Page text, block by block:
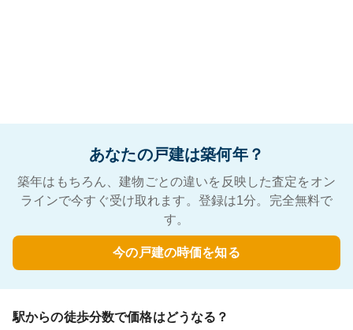
あなたの戸建は築何年？
築年はもちろん、建物ごとの違いを反映した査定をオン
ラインで今すぐ受け取れます。登録は1分。完全無料で
す。
今の戸建の時価を知る
駅からの徒歩分数で価格はどうなる？